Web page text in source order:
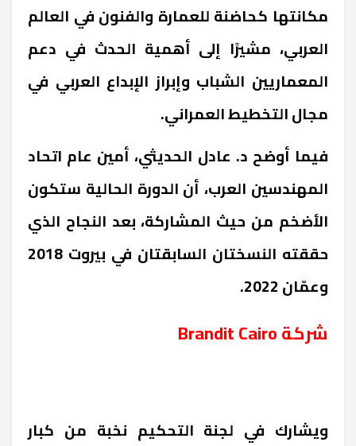
مكانتها كحاضنة للعمارة والفنون في العالم
العربي، مشيرًا إلى أهمية الحدث في دعم
المعماريين الشباب وإبراز الإبداع العربي في
مجال التخطيط العمراني.
فيما أوضح د. عادل الحديثي، أمين عام اتحاد
المهندسين العرب، أن الدورة الحالية ستكون
الأضخم من حيث المشاركة، بعد النجاح الذي
حققته النسختان السابقتان في بيروت 2018
وعمّان 2022.
شركةBrandit Cairo
ويشارك في لجنة التحكيم نخبة من كبار